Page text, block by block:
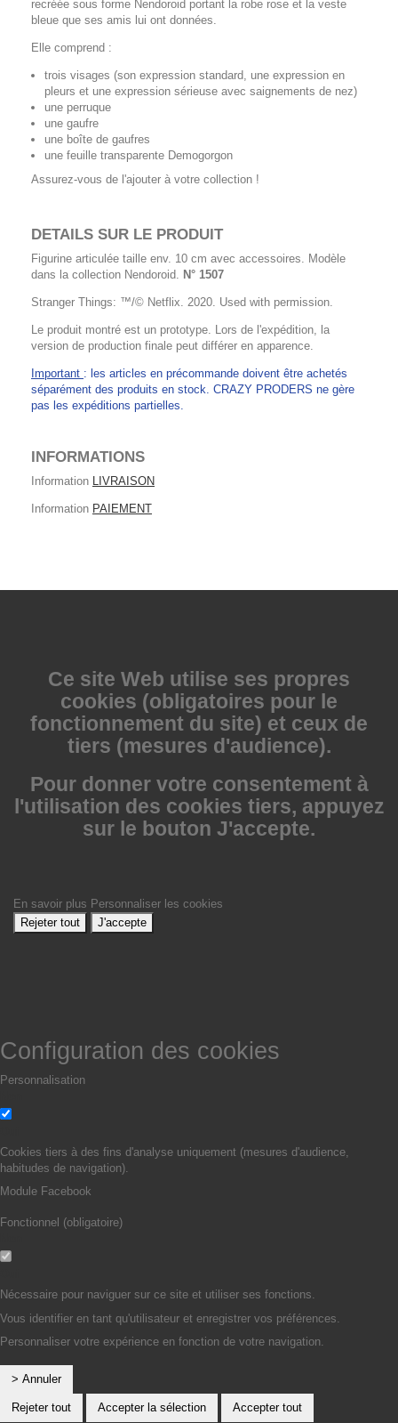
recréée sous forme Nendoroid portant la robe rose et la veste
bleue que ses amis lui ont données.
Elle comprend :
trois visages (son expression standard, une expression en
pleurs et une expression sérieuse avec saignements de nez)
une perruque
une gaufre
une boîte de gaufres
une feuille transparente Demogorgon
Assurez-vous de l'ajouter à votre collection !
DETAILS SUR LE PRODUIT
Figurine articulée taille env. 10 cm avec accessoires. Modèle
dans la collection Nendoroid.
N° 1507
Stranger Things: ™/© Netflix. 2020. Used with permission.
Le produit montré est un prototype. Lors de l'expédition, la
version de production finale peut différer en apparence.
Important : les articles en précommande doivent être achetés
séparément des produits en stock. CRAZY PRODERS ne gère
pas les expéditions partielles.
INFORMATIONS
Information LIVRAISON
Information PAIEMENT
Ce site Web utilise ses propres
cookies (obligatoires pour le
fonctionnement du site) et ceux de
tiers (mesures d'audience).
Pour donner votre consentement à
l'utilisation des cookies tiers, appuyez
sur le bouton J'accepte.
En savoir plus Personnaliser les cookies
Rejeter tout
J'accepte
Configuration des cookies
Personnalisation
Cookies tiers à des fins d'analyse uniquement (mesures d'audience,
habitudes de navigation).
Module Facebook
Fonctionnel (obligatoire)
Nécessaire pour naviguer sur ce site et utiliser ses fonctions.
Vous identifier en tant qu'utilisateur et enregistrer vos préférences.
Personnaliser votre expérience en fonction de votre navigation.
> Annuler
Rejeter tout Accepter la sélection Accepter tout